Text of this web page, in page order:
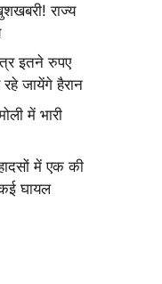
राज्य
इतने रुपए
जायेंगे हैरान
में भारी
में एक की
घायल